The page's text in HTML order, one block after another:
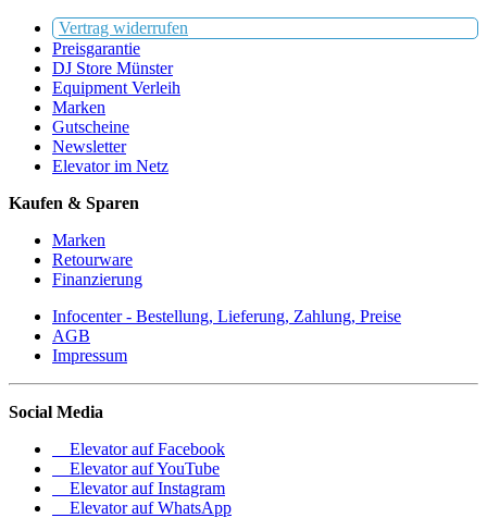
Vertrag widerrufen
Preisgarantie
DJ Store Münster
Equipment Verleih
Marken
Gutscheine
Newsletter
Elevator im Netz
Kaufen & Sparen
Marken
Retourware
Finanzierung
Infocenter - Bestellung, Lieferung, Zahlung, Preise
AGB
Impressum
Social Media
Elevator auf Facebook
Elevator auf YouTube
Elevator auf Instagram
Elevator auf WhatsApp